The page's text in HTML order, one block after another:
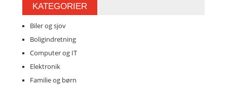
KATEGORIER
Biler og sjov
Boligindretning
Computer og IT
Elektronik
Familie og børn